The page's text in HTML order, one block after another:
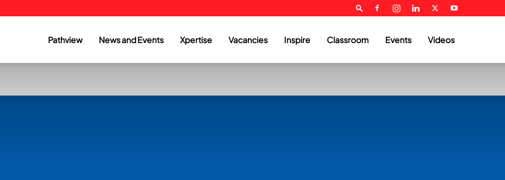
Pathview News and Events Xpertise Vacancies Inspire Classroom Events Videos